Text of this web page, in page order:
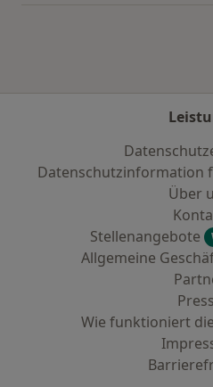
Datenschutzinformation
Über
Stellenangebote
Allgemeine
Wie funktioniert